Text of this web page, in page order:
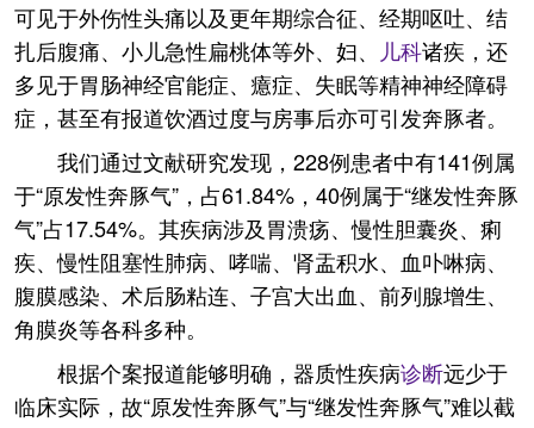
可见于外伤性头痛以及更年期综合征、经期呕吐、结
扎后腹痛、小儿急性扁桃体等外、妇、
儿科诸疾，还
多见于胃肠神经官能症、癔症、失眠等精神神经障碍
症，甚至有报道饮酒过度与房事后亦可引发奔豚者。
我们通过文献研究发现，228例患者中有141例属
于“原发性奔豚气”，占61.84%，40例属于“继发性奔豚
气”占17.54%。其疾病涉及胃溃疡、慢性胆囊炎、痢
疾、慢性阻塞性肺病、哮喘、肾盂积水、血卟啉病、
腹膜感染、术后肠粘连、子宫大出血、前列腺增生、
角膜炎等各科多种。
根据个案报道能够明确，器质性疾病诊断远少于
临床实际，故“原发性奔豚气”与“继发性奔豚气”难以截